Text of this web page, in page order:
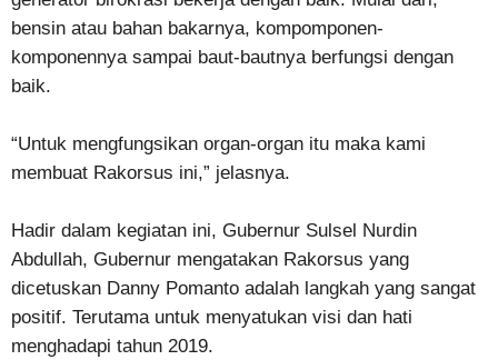
bensin atau bahan bakarnya, kompomponen-
komponennya sampai baut-bautnya berfungsi dengan
baik.
“Untuk mengfungsikan organ-organ itu maka kami
membuat Rakorsus ini,” jelasnya.
Hadir dalam kegiatan ini, Gubernur Sulsel Nurdin
Abdullah, Gubernur mengatakan Rakorsus yang
dicetuskan Danny Pomanto adalah langkah yang sangat
positif. Terutama untuk menyatukan visi dan hati
menghadapi tahun 2019.